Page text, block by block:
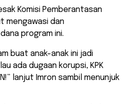
Komisi Pemberantasan
mengawasi dan
program ini.
buat anak-anak ini jadi
ada dugaan korupsi, KPK
lanjut Imron sambil menunjuk